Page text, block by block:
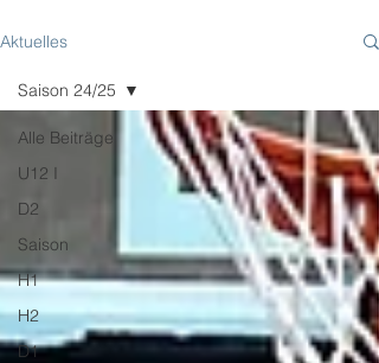
Aktuelles
Alle Beiträge
U12 I
D2
Saison
H1
H2
D1
Saison 24/25